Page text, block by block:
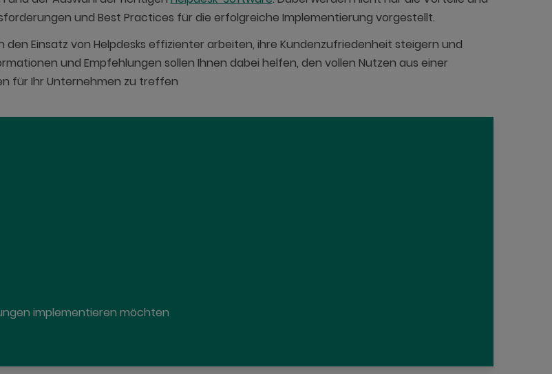
und Best Practices für die erfolgreiche Implementierung vorgestellt.
Einsatz von Helpdesks effizienter arbeiten, ihre Kundenzufriedenheit steigern und
und Empfehlungen sollen Ihnen dabei helfen, den vollen Nutzen aus einer
für Ihr Unternehmen zu treffen
implementieren möchten